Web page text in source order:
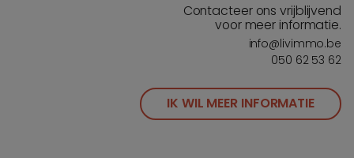
Contacteer ons vrijblijvend
voor meer informatie.
info@livimmo.be
050 62 53 62
IK WIL MEER INFORMATIE